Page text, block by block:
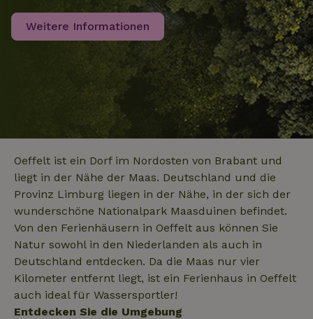
Weitere Informationen
Oeffelt ist ein Dorf im Nordosten von Brabant und
liegt in der Nähe der Maas. Deutschland und die
Provinz Limburg liegen in der Nähe, in der sich der
wunderschöne Nationalpark Maasduinen befindet.
Von den Ferienhäusern in Oeffelt aus können Sie
Natur sowohl in den Niederlanden als auch in
Deutschland entdecken. Da die Maas nur vier
Kilometer entfernt liegt, ist ein Ferienhaus in Oeffelt
auch ideal für Wassersportler!
Entdecken Sie die Umgebung
_nhftconstraint_privacy-
www.naturhaeuschen.de
www.naturhaeuschen.de
_nhftconstraint_user-
create-account
www.naturhaeuschen.de
nature_house_session www.naturhaeuschen.de 1
_nhft_open-gds-onboarding